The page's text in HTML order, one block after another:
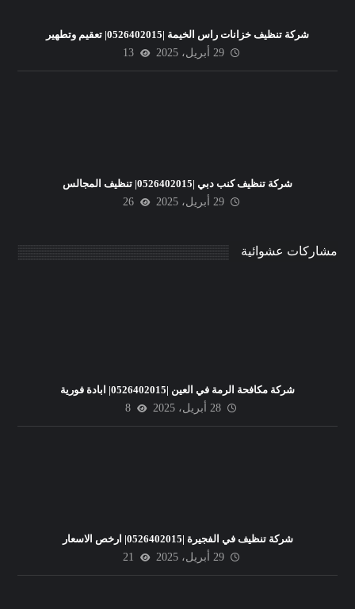
شركة تنظيف خزانات راس الخيمة |0526402015| تعقيم وتطهير
29 أبريل، 2025
13
شركة تنظيف كنب دبي |0526402015| تنظيف المجالس
29 أبريل، 2025
26
مشاركات عشوائية
شركة مكافحة الرمة في العين |0526402015| ابادة فورية
28 أبريل، 2025
8
شركة تنظيف في الفجيرة |0526402015| ارخص الاسعار
29 أبريل، 2025
21